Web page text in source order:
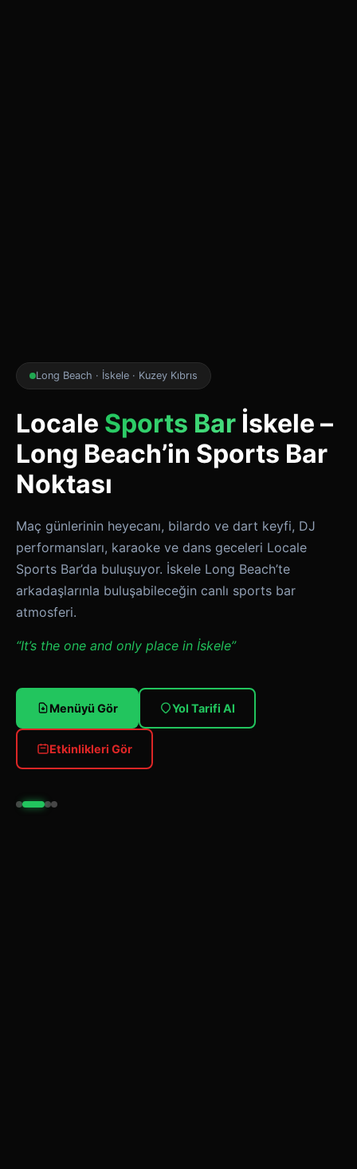
Long Beach · İskele · Kuzey Kıbrıs
Locale Sports Bar İskele –
Long Beach’in Sports Bar
Noktası
Maç günlerinin heyecanı, bilardo ve dart keyfi, DJ
performansları, karaoke ve dans geceleri Locale
Sports Bar’da buluşuyor. İskele Long Beach’te
arkadaşlarınla buluşabileceğin canlı sports bar
atmosferi.
“It’s the one and only place in İskele”
Menüyü Gör Yol Tarifi Al
Etkinlikleri Gör